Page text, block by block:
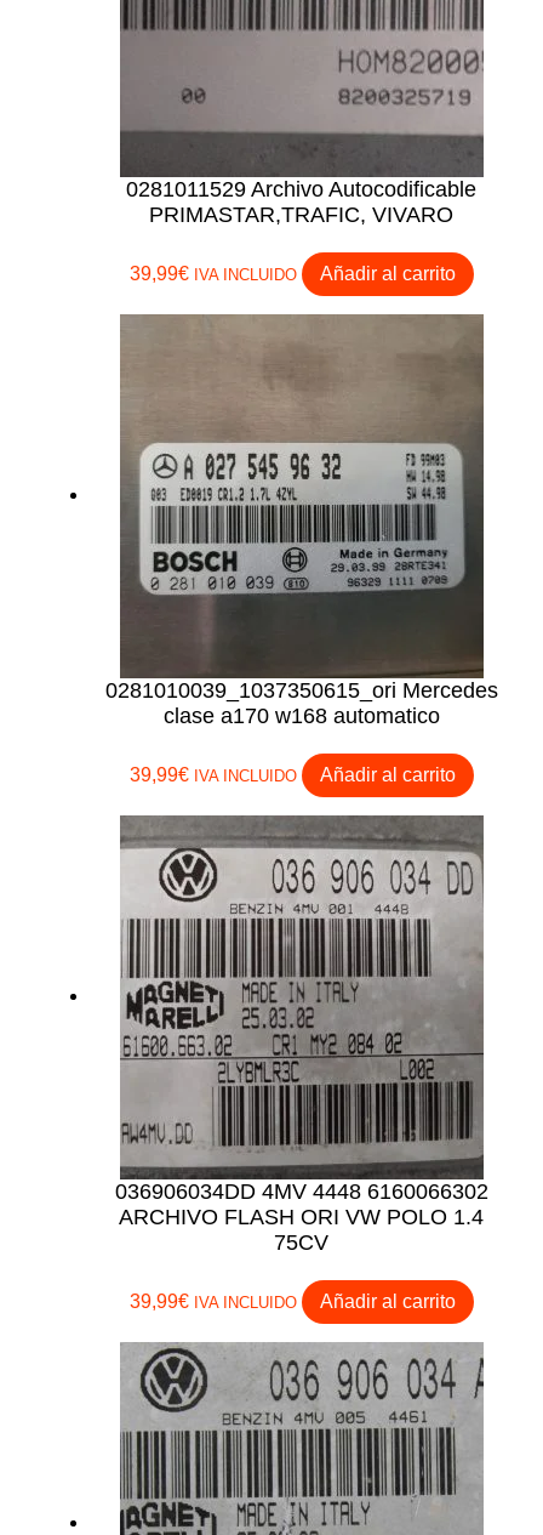
0281011529 Archivo Autocodificable
PRIMASTAR,TRAFIC, VIVARO
39,99€ IVA INCLUIDO Añadir al carrito
0281010039_1037350615_ori Mercedes
clase a170 w168 automatico
39,99€ IVA INCLUIDO Añadir al carrito
036906034DD 4MV 4448 6160066302
ARCHIVO FLASH ORI VW POLO 1.4
75CV
39,99€ IVA INCLUIDO Añadir al carrito